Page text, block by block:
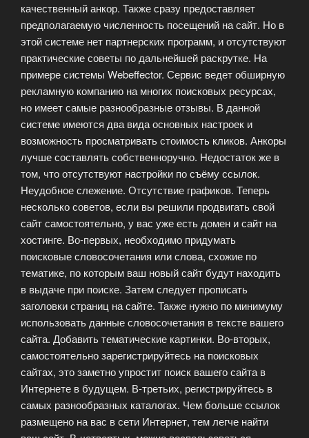
качественный анкор. Также сразу предоставляет
предполагаемую численность посещений на сайт. Но в
этой системе нет партнерских программ, и отсутствуют
практические советы по дальнейшей раскрутке. На
примере системы Webeffector. Сервис ведет обширную
рекламную компанию на многих поисковых ресурсах,
но имеет самые разнообразные отзывы. В данной
системе имеются два вида основных настроек и
возможность просматривать стоимость кликов. Анкоры
лучше составлять собственноручно. Недостаток же в
том, что отсутствуют настройки по съёму ссылок.
Неудобное слежение. Отсутствие графиков. Теперь
несколько советов, если вы решили продвигать свой
сайт самостоятельно, у вас уже есть домен и сайт на
хостинге. Во-первых, необходимо придумать
поисковые словосочетания или слова, схожие по
тематике, по которым ваш новый сайт будут находить
в выдаче при поиске. Затем следует прописать
заголовки страниц на сайте. Также нужно по минимуму
использовать данные словосочетания в тексте вашего
сайта. Добавить тематические картинки. Во-вторых,
самостоятельно зарегистрируйтесь на поисковых
сайтах, это заметно упростит поиск вашего сайта в
Интернете в будущем. В-третьих, регистрируйтесь в
самых разнообразных каталогах. Чем больше ссылок
размещено на вас в сети Интернет, тем легче найти